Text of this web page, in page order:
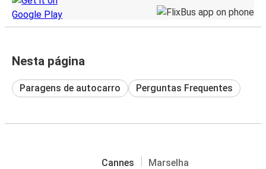
Nesta página
Paragens de autocarro Perguntas Frequentes
Cannes Marselha